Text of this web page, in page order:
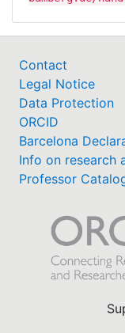
Contact
Legal Notice
Data Protection
ORCID
Barcelona
Info on research
Professor